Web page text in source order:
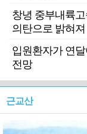
창녕 중부내륙
의탄으로 밝혀져
입원환자가 연
전망
근교산